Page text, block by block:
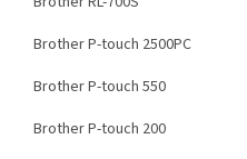
Brother P-touch 2500PC
Brother P-touch 550
Brother P-touch 200